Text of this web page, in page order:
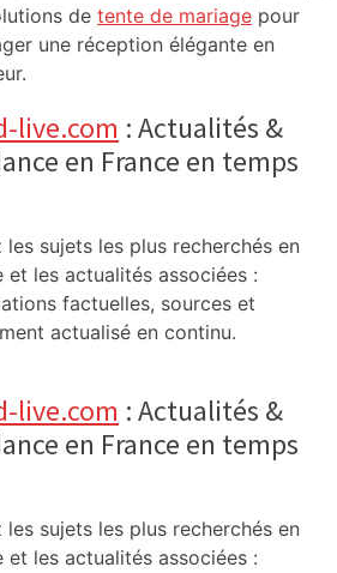
de tente de mariage pour
une réception élégante en
live.com : Actualités &
en France en temps
les sujets les plus recherchés en
et les actualités associées :
factuelles, sources et
actualisé en continu.
live.com : Actualités &
en France en temps
les sujets les plus recherchés en
et les actualités associées :